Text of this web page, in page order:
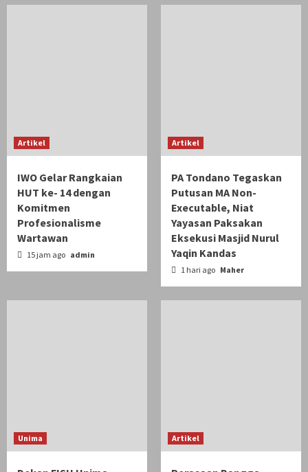
Artikel
IWO Gelar Rangkaian
HUT ke- 14 dengan
Komitmen
Profesionalisme
Wartawan
15 jam ago admin
Artikel
PA Tondano Tegaskan
Putusan MA Non-
Executable, Niat
Yayasan Paksakan
Eksekusi Masjid Nurul
Yaqin Kandas
1 hari ago Maher
Unima Artikel